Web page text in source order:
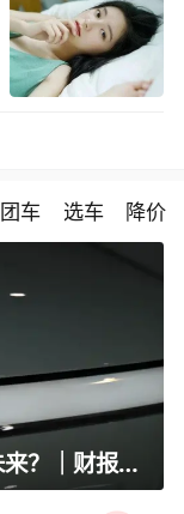
团车 选车 降价
利润腰斩之后，大众如何布局未来？｜财报全视角